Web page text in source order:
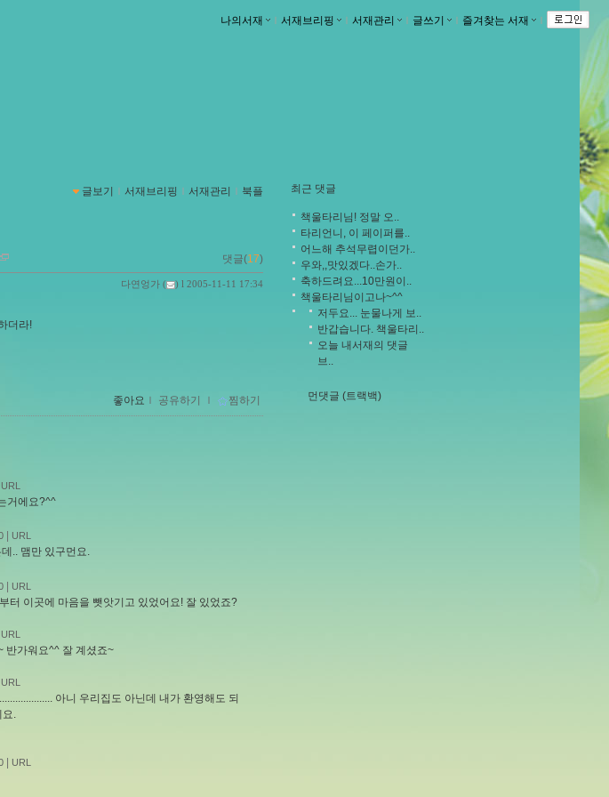
나의서재 ｌ 서재브리핑 ｌ 서재관리 ｌ 글쓰기 ｌ 즐겨찾는 서재 ｌ
글보기 ｌ 서재브리핑 ｌ 서재관리 ｌ 북플
댓글(17)
다연엉가 ( ) l 2005-11-11 17:34
더라!
좋아요 ｌ 공유하기 ｌ 찜하기
URL
거에요?^^
URL
.. 맴만 있구먼요.
URL
터 이곳에 마음을 뺏앗기고 있었어요! 잘 있었죠?
URL
반가워요^^ 잘 계셨죠~
URL
아니 우리집도 아닌데 내가 환영해도 되
요.
URL
최근 댓글
책울타리님! 정말 오..
타리언니, 이 페이퍼를..
어느해 추석무렵이던가..
우와,,맛있겠다..손가..
축하드려요...10만원이..
책울타리님이고나~^^
저두요... 눈물나게 보..
반갑습니다. 책울타리..
오늘 내서재의 댓글
브..
먼댓글 (트랙백)